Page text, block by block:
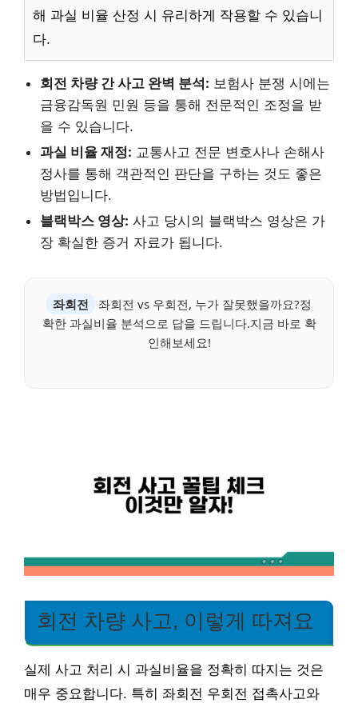
해 과실 비율 산정 시 유리하게 작용할 수 있습니
다.
회전 차량 간 사고 완벽 분석: 보험사 분쟁 시에는
금융감독원 민원 등을 통해 전문적인 조정을 받
을 수 있습니다.
과실 비율 재정: 교통사고 전문 변호사나 손해사
정사를 통해 객관적인 판단을 구하는 것도 좋은
방법입니다.
블랙박스 영상: 사고 당시의 블랙박스 영상은 가
장 확실한 증거 자료가 됩니다.
좌회전
좌회전 vs 우회전, 누가 잘못했을까요?정
확한 과실비율 분석으로 답을 드립니다.지금 바로 확
인해보세요!
회전 차량 사고, 이렇게 따져요
실제 사고 처리 시 과실비율을 정확히 따지는 것은
매우 중요합니다. 특히 좌회전 우회전 접촉사고와